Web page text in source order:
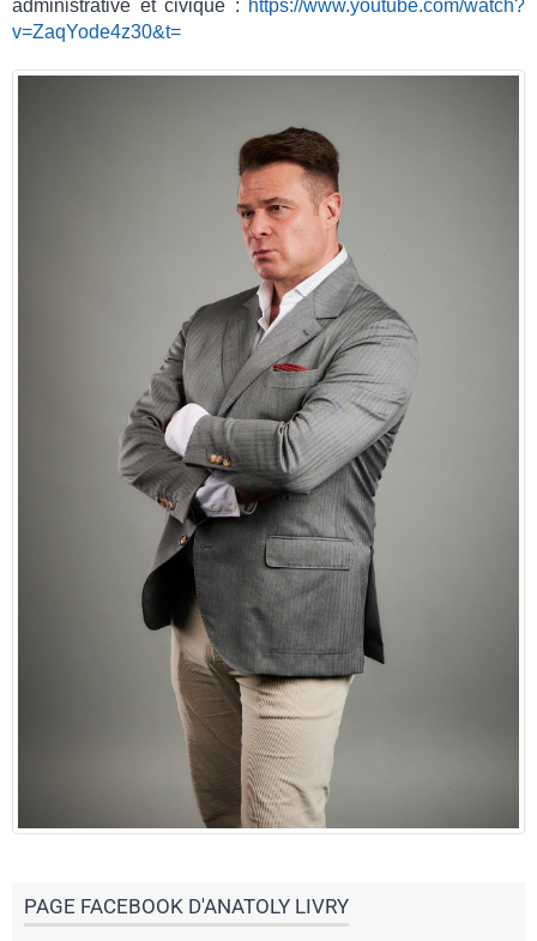
administrative et civique : https://www.youtube.com/watch?
v=ZaqYode4z30&t=
PAGE FACEBOOK D'ANATOLY LIVRY